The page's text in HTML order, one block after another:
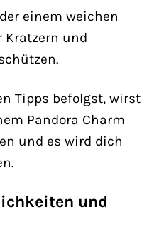
einem weichen
Kratzern und
Tipps befolgst, wirst
Pandora Charm
und es wird dich
und